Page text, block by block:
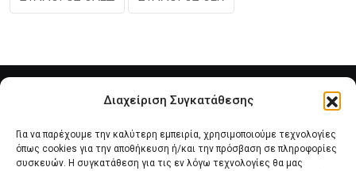
Διαχείριση Συγκατάθεσης
Για να παρέχουμε την καλύτερη εμπειρία, χρησιμοποιούμε τεχνολογίες
όπως cookies για την αποθήκευση ή/και την πρόσβαση σε πληροφορίες
συσκευών. Η συγκατάθεση για τις εν λόγω τεχνολογίες θα μας